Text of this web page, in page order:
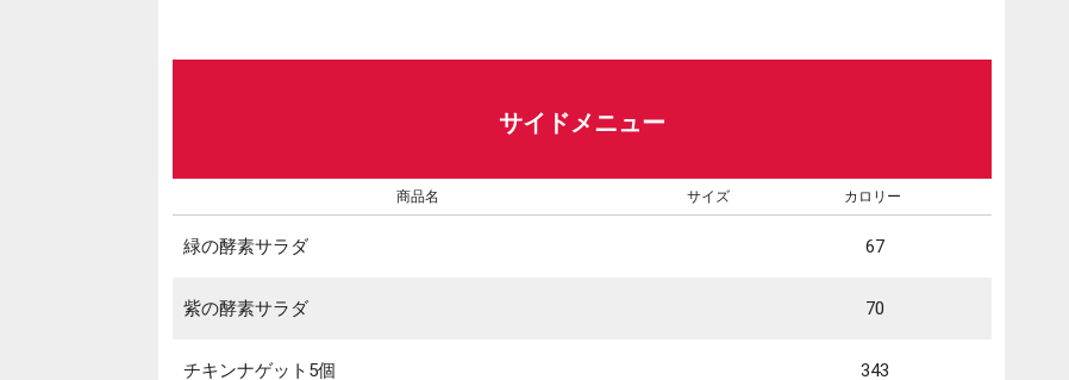
サイドメニュー
商品名 サイズ カロリー
緑の酵素サラダ 67
紫の酵素サラダ 70
チキンナゲット5個 343